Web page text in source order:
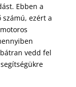
Ebben a
ezért a
vedd fel